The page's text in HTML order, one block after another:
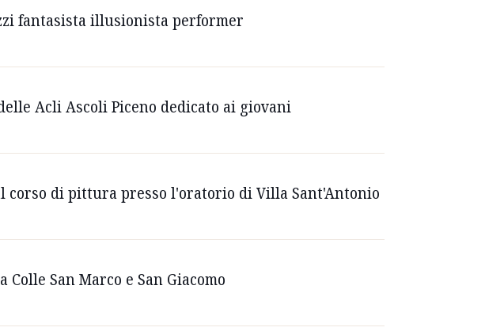
fantasista illusionista performer
Acli Ascoli Piceno dedicato ai giovani
corso di pittura presso l'oratorio di Villa Sant'Antonio
San Marco e San Giacomo